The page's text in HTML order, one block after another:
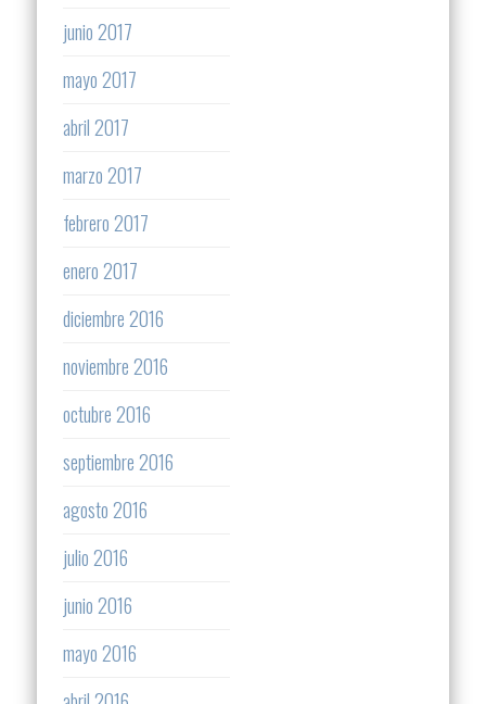
junio 2017
mayo 2017
abril 2017
marzo 2017
febrero 2017
enero 2017
diciembre 2016
noviembre 2016
octubre 2016
septiembre 2016
agosto 2016
julio 2016
junio 2016
mayo 2016